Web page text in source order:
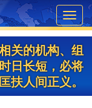
关的机构、组
日长短，必将
扶人间正义。